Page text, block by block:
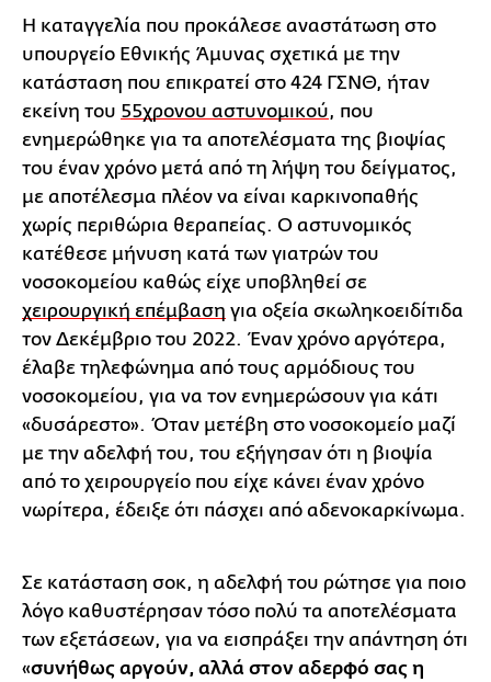
Η καταγγελία που προκάλεσε αναστάτωση στο
υπουργείο Εθνικής Άμυνας σχετικά με την
κατάσταση που επικρατεί στο 424 ΓΣΝΘ, ήταν
εκείνη του 55χρονου αστυνομικού, που
ενημερώθηκε για τα αποτελέσματα της βιοψίας
του έναν χρόνο μετά από τη λήψη του δείγματος,
με αποτέλεσμα πλέον να είναι καρκινοπαθής
χωρίς περιθώρια θεραπείας. Ο αστυνομικός
κατέθεσε μήνυση κατά των γιατρών του
νοσοκομείου καθώς είχε υποβληθεί σε
χειρουργική επέμβαση για οξεία σκωληκοειδίτιδα
τον Δεκέμβριο του 2022. Έναν χρόνο αργότερα,
έλαβε τηλεφώνημα από τους αρμόδιους του
νοσοκομείου, για να τον ενημερώσουν για κάτι
«δυσάρεστο». Όταν μετέβη στο νοσοκομείο μαζί
με την αδελφή του, του εξήγησαν ότι η βιοψία
από το χειρουργείο που είχε κάνει έναν χρόνο
νωρίτερα, έδειξε ότι πάσχει από αδενοκαρκίνωμα.
Σε κατάσταση σοκ, η αδελφή του ρώτησε για ποιο
λόγο καθυστέρησαν τόσο πολύ τα αποτελέσματα
των εξετάσεων, για να εισπράξει την απάντηση ότι
«συνήθως αργούν, αλλά στον αδερφό σας η